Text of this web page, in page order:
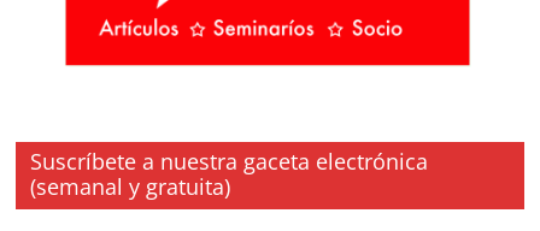
Suscríbete a nuestra gaceta electrónica
(semanal y gratuita)